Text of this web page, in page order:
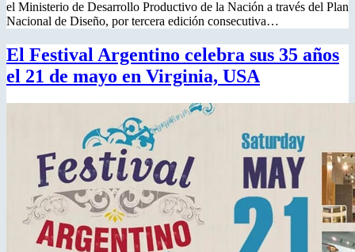
el Ministerio de Desarrollo Productivo de la Nación a través del Plan
Nacional de Diseño, por tercera edición consecutiva…
El Festival Argentino celebra sus 35 años
el 21 de mayo en Virginia, USA